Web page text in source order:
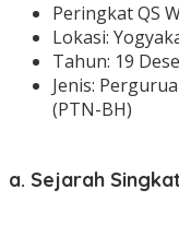
Peringkat QS
Lokasi:
Tahun: 19
Jenis:
(PTN-BH)
a. Sejarah